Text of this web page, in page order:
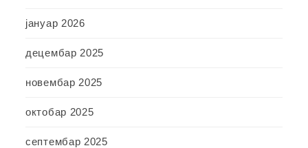
јануар 2026
децембар 2025
новембар 2025
октобар 2025
септембар 2025